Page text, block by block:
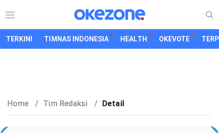
TERKINI TIMNAS INDONESIA HEALTH OKEVOTE
Home / Tim Redaksi / Detail